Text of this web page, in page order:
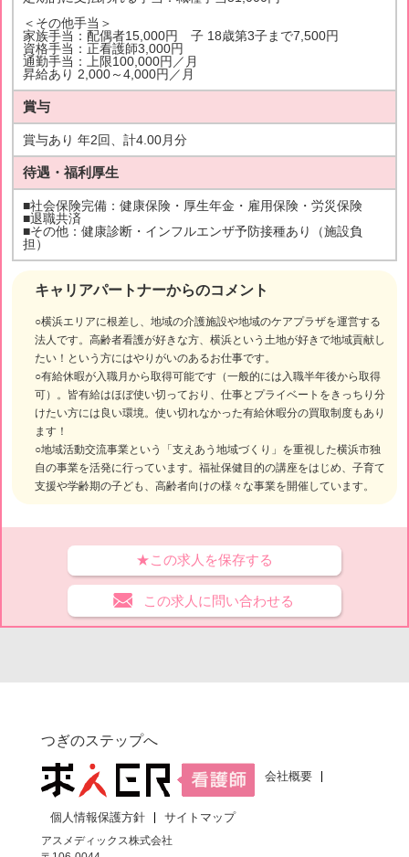
キャリアパートナーからのコメント
○横浜エリアに根差し、地域の介護施設や地域のケアプラザを運営する
法人です。高齢者看護が好きな方、横浜という土地が好きで地域貢献し
たい！という方にはやりがいのあるお仕事です。
○有給休暇が入職月から取得可能です（一般的には入職半年後から取得
可）。皆有給はほぼ使い切っており、仕事とプライベートをきっちり分
けたい方には良い環境。使い切れなかった有給休暇分の買取制度もあり
ます！
○地域活動交流事業という「支えあう地域づくり」を重視した横浜市独
自の事業を活発に行っています。福祉保健目的の講座をはじめ、子育て
支援や学齢期の子ども、高齢者向けの様々な事業を開催しています。
＜その他手当＞
家族手当：配偶者15,000円 子 18歳第3子まで7,500円
資格手当：正看護師3,000円
通勤手当：上限100,000円／月
昇給あり 2,000～4,000円／月
賞与
賞与あり 年2回、計4.00月分
待遇・福利厚生
■社会保険完備：健康保険・厚生年金・雇用保険・労災保険
■退職共済
■その他：健康診断・インフルエンザ予防接種あり（施設負
担）
★この求人を保存する
この求人に問い合わせる
つぎのステップへ
会社概要
個人情報保護方針
サイトマップ
アスメディックス株式会社